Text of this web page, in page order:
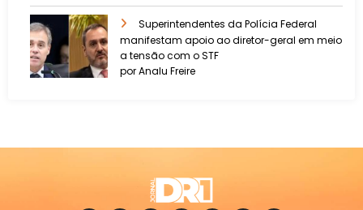
Superintendentes da Polícia Federal
manifestam apoio ao diretor-geral em meio
a tensão com o STF
por Analu Freire